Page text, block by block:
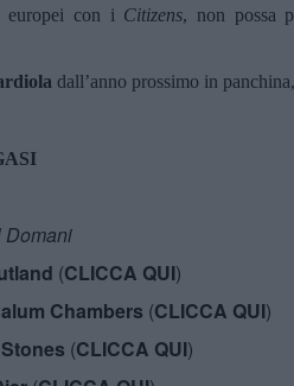
europei con i Citizens, non possa
dall’anno prossimo in
Domani
(CLICCA QUI)
Chambers (CLICCA QUI)
(CLICCA QUI)